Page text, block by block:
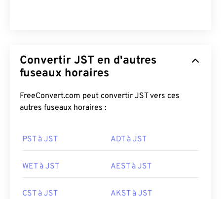
Convertir JST en d'autres
fuseaux horaires
FreeConvert.com peut convertir JST vers ces
autres fuseaux horaires :
PST à JST ADT à JST
WET à JST AEST à JST
CST à JST AKST à JST